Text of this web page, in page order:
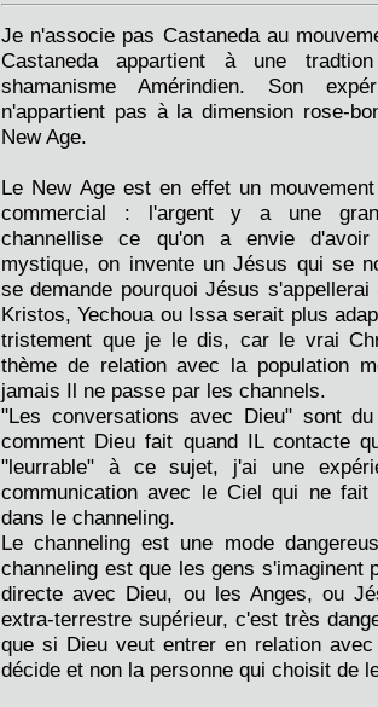
Je n'associe pas Castaneda au
Castaneda appartient à une
shamanisme Amérindien. Son
n'appartient pas à la dimension rose-
New Age.
Le New Age est en effet un
commercial : l'argent y a une
channellise ce qu'on a envie d'avoir
mystique, on invente un Jésus qui se
se demande pourquoi Jésus
Kristos, Yechoua ou Issa serait plus
tristement que je le dis, car le vrai
thème de relation avec la population
jamais Il ne passe par les channels.
"Les conversations avec Dieu" sont
comment Dieu fait quand IL contacte
"leurrable" à ce sujet, j'ai une
communication avec le Ciel qui ne
dans le channeling.
Le channeling est une mode
channeling est que les gens s'imaginent
directe avec Dieu, ou les Anges, ou
extra-terrestre supérieur, c'est très
que si Dieu veut entrer en relation
décide et non la personne qui choisit de